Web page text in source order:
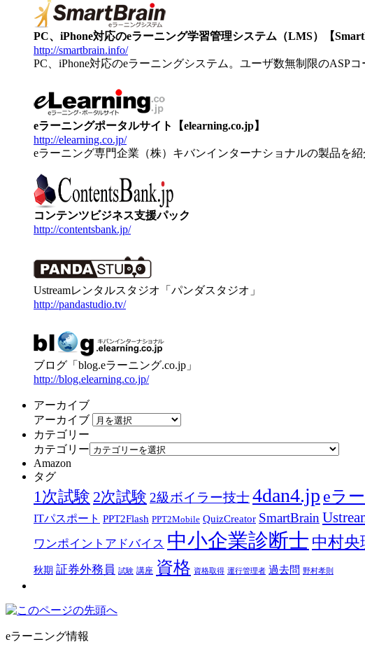
PC、iPhone対応のeラーニング学習管理システム（LMS）【
http://smartbrain.info/
PC、iPhone対応のeラーニングシステム。ユーザ数無制限のASPコ
eラーニングポータルサイト【elearning.co.jp】
http://elearning.co.jp/
eラーニング専門企業（株）キバンインターナショナルの製品を紹
コンテンツビジネス支援パック
http://contentsbank.jp/
Ustreamレンタルスタジオ「パンダスタジオ」
http://pandastudio.tv/
ブログ「blog.eラーニング.co.jp」
http://blog.elearning.co.jp/
アーカイブ
アーカイブ
カテゴリー
カテゴリー
Amazon
タグ
1次試験 2次試験 2級ボイラー技士4dan4.jp eラ
ITパスポート PPT2Flash PPT2Mobile QuizCreator SmartBrain
ワンポイントアドバイス 中小企業診断士 中村央
秋期 証券外務員 試験 講座 資格 資格取得 運行管理者 過去問 野村孝則
eラーニング情報